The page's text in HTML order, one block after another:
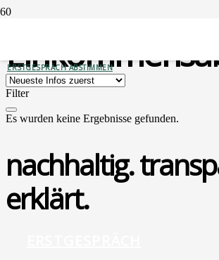
ERSTGESPRÄCH ABSTIMMEN
Filter
Es wurden keine Ergebnisse gefunden.
nachhaltig.
erklärt.